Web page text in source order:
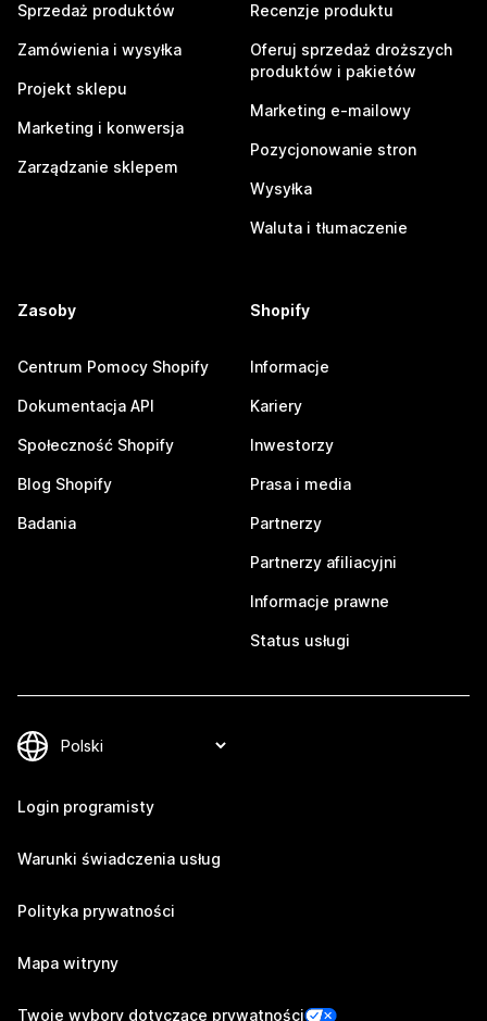
Sprzedaż produktów
Zamówienia i wysyłka
Projekt sklepu
Marketing i konwersja
Zarządzanie sklepem
Recenzje produktu
Oferuj sprzedaż droższych
produktów i pakietów
Marketing e-mailowy
Pozycjonowanie stron
Wysyłka
Waluta i tłumaczenie
Zasoby
Centrum Pomocy Shopify
Dokumentacja API
Społeczność Shopify
Blog Shopify
Badania
Shopify
Informacje
Kariery
Inwestorzy
Prasa i media
Partnerzy
Partnerzy afiliacyjni
Informacje prawne
Status usługi
Login programisty
Warunki świadczenia usług
Polityka prywatności
Mapa witryny
Twoje wybory dotyczące prywatności